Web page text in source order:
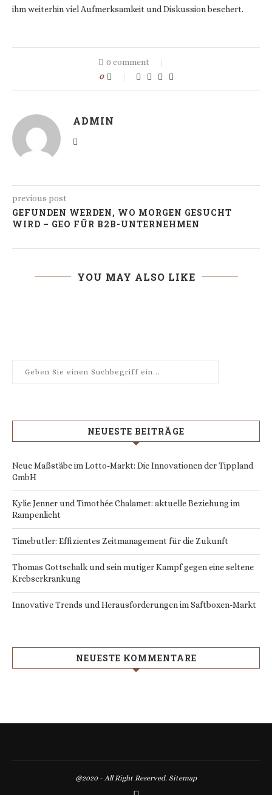
ihm weiterhin viel Aufmerksamkeit und Diskussion beschert.
0 comment
0
ADMIN
previous post
GEFUNDEN WERDEN, WO MORGEN GESUCHT
WIRD – GEO FÜR B2B-UNTERNEHMEN
YOU MAY ALSO LIKE
NEUESTE BEITRÄGE
Neue Maßstäbe im Lotto-Markt: Die Innovationen der Tippland
GmbH
Kylie Jenner und Timothée Chalamet: aktuelle Beziehung im
Rampenlicht
Timebutler: Effizientes Zeitmanagement für die Zukunft
Thomas Gottschalk und sein mutiger Kampf gegen eine seltene
Krebserkrankung
Innovative Trends und Herausforderungen im Saftboxen-Markt
NEUESTE KOMMENTARE
@2020 - All Right Reserved. Sitemap